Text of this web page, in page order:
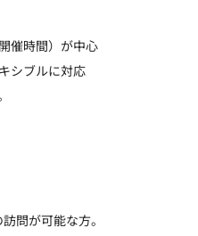
催時間）が中心
シブルに対応
問が可能な方。